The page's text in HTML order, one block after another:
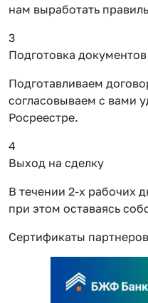
нам выработать
3
Подготовка документов
Подготавливаем
согласовываем с вами
Росреестре.
4
Выход на сделку
В течении 2-х рабочих
при этом оставаясь
Сертификаты партнеров